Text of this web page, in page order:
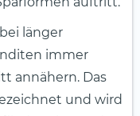
länger
immer
annähern. Das
und wird